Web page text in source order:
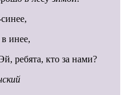
инее,
ребята, кто за нами?